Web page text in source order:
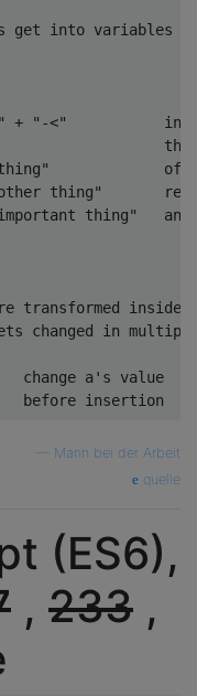
get into variables
"-<"
the
of
thing"
thing"   and
transformed inside
changed in
change a's value
before insertion
╰───────────────╯
change first * to /
Mann bei der Arbeit
quelle
(ES6),
, 233 ,